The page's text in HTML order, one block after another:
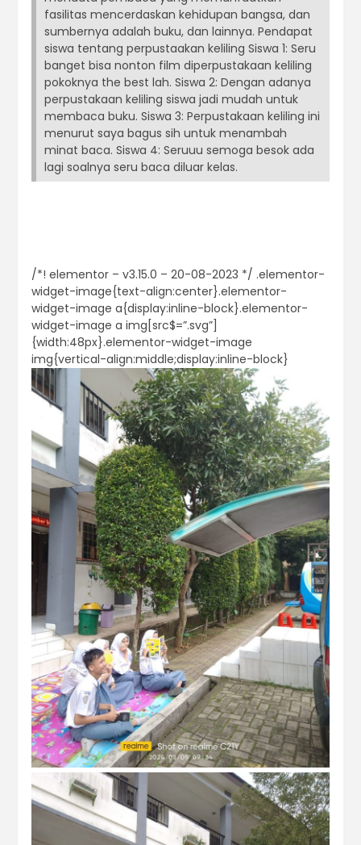
fasilitas mencerdaskan kehidupan bangsa, dan
sumbernya adalah buku, dan lainnya. Pendapat
siswa tentang perpustaakan keliling Siswa 1: Seru
banget bisa nonton film diperpustakaan keliling
pokoknya the best lah. Siswa 2: Dengan adanya
perpustakaan keliling siswa jadi mudah untuk
membaca buku. Siswa 3: Perpustakaan keliling ini
menurut saya bagus sih untuk menambah
minat baca. Siswa 4: Seruuu semoga besok ada
lagi soalnya seru baca diluar kelas.
/*! elementor – v3.15.0 – 20-08-2023 */ .elementor-
widget-image{text-align:center}.elementor-
widget-image a{display:inline-block}.elementor-
widget-image a img[src$=”.svg”]
{width:48px}.elementor-widget-image
img{vertical-align:middle;display:inline-block}